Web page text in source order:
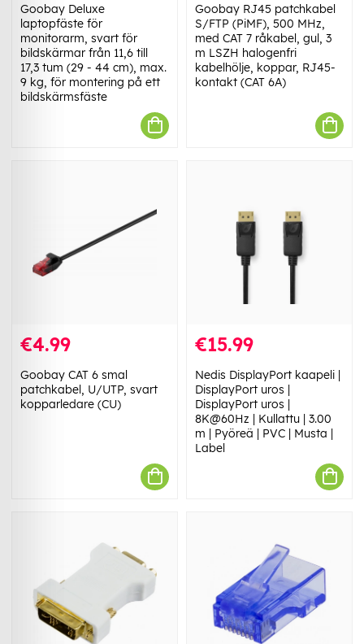
Goobay Deluxe
laptopfäste för
monitorarm, svart för
bildskärmar från 11,6 till
17,3 tum (29 - 44 cm), max.
9 kg, för montering på ett
bildskärmsfäste
Goobay RJ45 patchkabel
S/FTP (PiMF), 500 MHz,
med CAT 7 råkabel, gul, 3
m LSZH halogenfri
kabelhölje, koppar, RJ45-
kontakt (CAT 6A)
€4.99
Goobay CAT 6 smal
patchkabel, U/UTP, svart
kopparledare (CU)
€15.99
Nedis DisplayPort kaapeli |
DisplayPort uros |
DisplayPort uros |
8K@60Hz | Kullattu | 3.00
m | Pyöreä | PVC | Musta |
Label